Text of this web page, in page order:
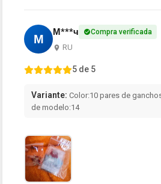
М М***ч Compra verificada
RU
5 de 5
Variante: Color:10 pares de
de modelo:14